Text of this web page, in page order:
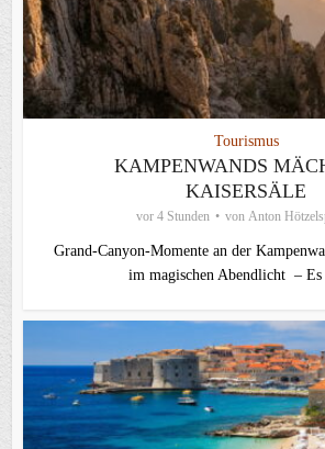
Tourismus
KAMPENWANDS
KAISERSÄLE
vor 4 Stunden von Anton
Grand-Canyon-Momente an der
im magischen Abendlicht – Es